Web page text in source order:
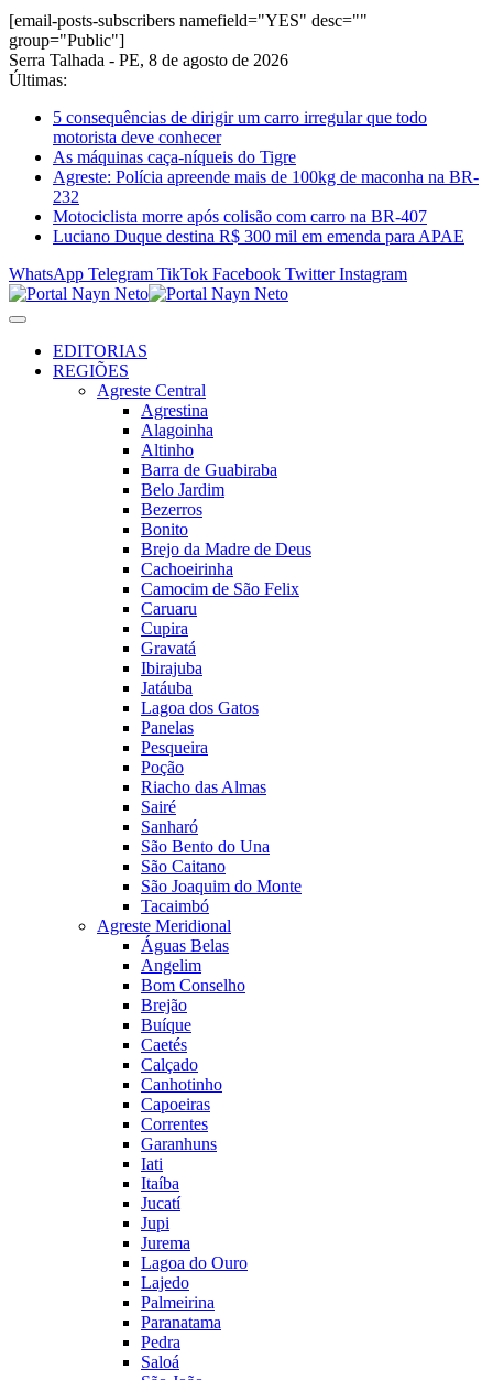
[email-posts-subscribers namefield="YES" desc=""
group="Public"]
Serra Talhada - PE, 8 de agosto de 2026
Últimas:
5 consequências de dirigir um carro irregular que todo
motorista deve conhecer
As máquinas caça-níqueis do Tigre
Agreste: Polícia apreende mais de 100kg de maconha na BR-
232
Motociclista morre após colisão com carro na BR-407
Luciano Duque destina R$ 300 mil em emenda para APAE
WhatsApp Telegram TikTok Facebook Twitter Instagram
EDITORIAS
REGIÕES
Agreste Central
Agrestina
Alagoinha
Altinho
Barra de Guabiraba
Belo Jardim
Bezerros
Bonito
Brejo da Madre de Deus
Cachoeirinha
Camocim de São Felix
Caruaru
Cupira
Gravatá
Ibirajuba
Jatáuba
Lagoa dos Gatos
Panelas
Pesqueira
Poção
Riacho das Almas
Sairé
Sanharó
São Bento do Una
São Caitano
São Joaquim do Monte
Tacaimbó
Agreste Meridional
Águas Belas
Angelim
Bom Conselho
Brejão
Buíque
Caetés
Calçado
Canhotinho
Capoeiras
Correntes
Garanhuns
Iati
Itaíba
Jucatí
Jupi
Jurema
Lagoa do Ouro
Lajedo
Palmeirina
Paranatama
Pedra
Saloá